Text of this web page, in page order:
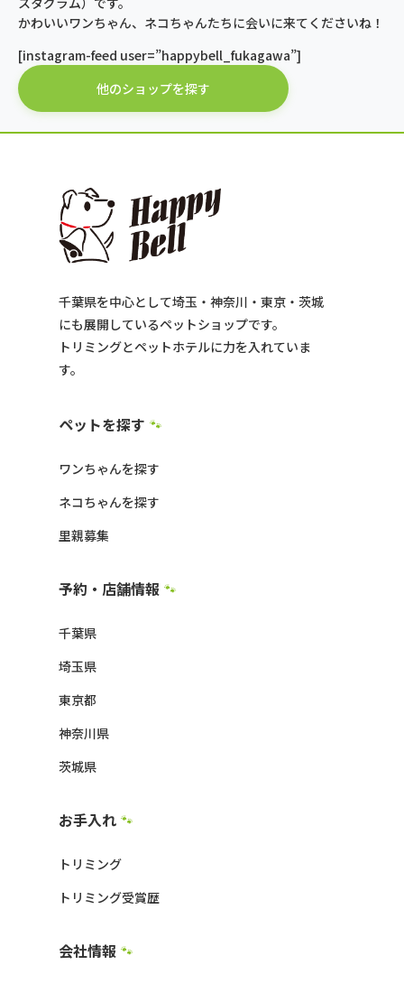
かわいいワンちゃん、ネコちゃんたちに会いに来てくださいね！
[instagram-feed user=”happybell_fukagawa”]
他のショップを探す
千葉県を中心として埼玉・神奈川・東京・茨城
にも展開しているペットショップです。
トリミングとペットホテルに力を入れていま
す。
ペットを探す 🐾
ワンちゃんを探す
ネコちゃんを探す
里親募集
予約・店舗情報 🐾
千葉県
埼玉県
東京都
神奈川県
茨城県
お手入れ 🐾
トリミング
トリミング受賞歴
会社情報 🐾